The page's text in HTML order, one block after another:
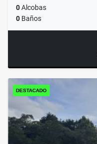
0Alcobas
0 Baños
DESTACADO